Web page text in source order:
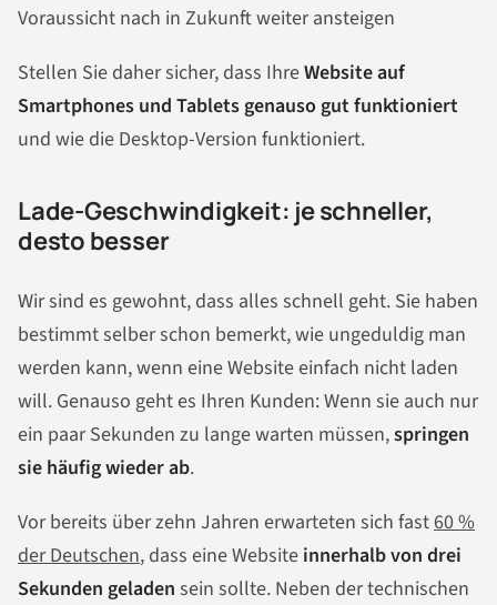
Voraussicht nach in Zukunft weiter ansteigen
Stellen Sie daher sicher, dass IhreWebsite auf
Smartphones und Tablets genauso gut funktioniert
und wie die Desktop-Version funktioniert.
Lade-Geschwindigkeit: je schneller,
desto besser
Wir sind es gewohnt, dass alles schnell geht. Sie haben
bestimmt selber schon bemerkt, wie ungeduldig man
werden kann, wenn eine Website einfach nicht laden
will. Genauso geht es Ihren Kunden: Wenn sie auch nur
ein paar Sekunden zu lange warten müssen,springen
sie häufig wieder ab.
Vor bereits über zehn Jahren erwarteten sich fast60 %
der Deutschen, dass eine Website innerhalb von drei
Sekunden geladen sein sollte. Neben der technischen